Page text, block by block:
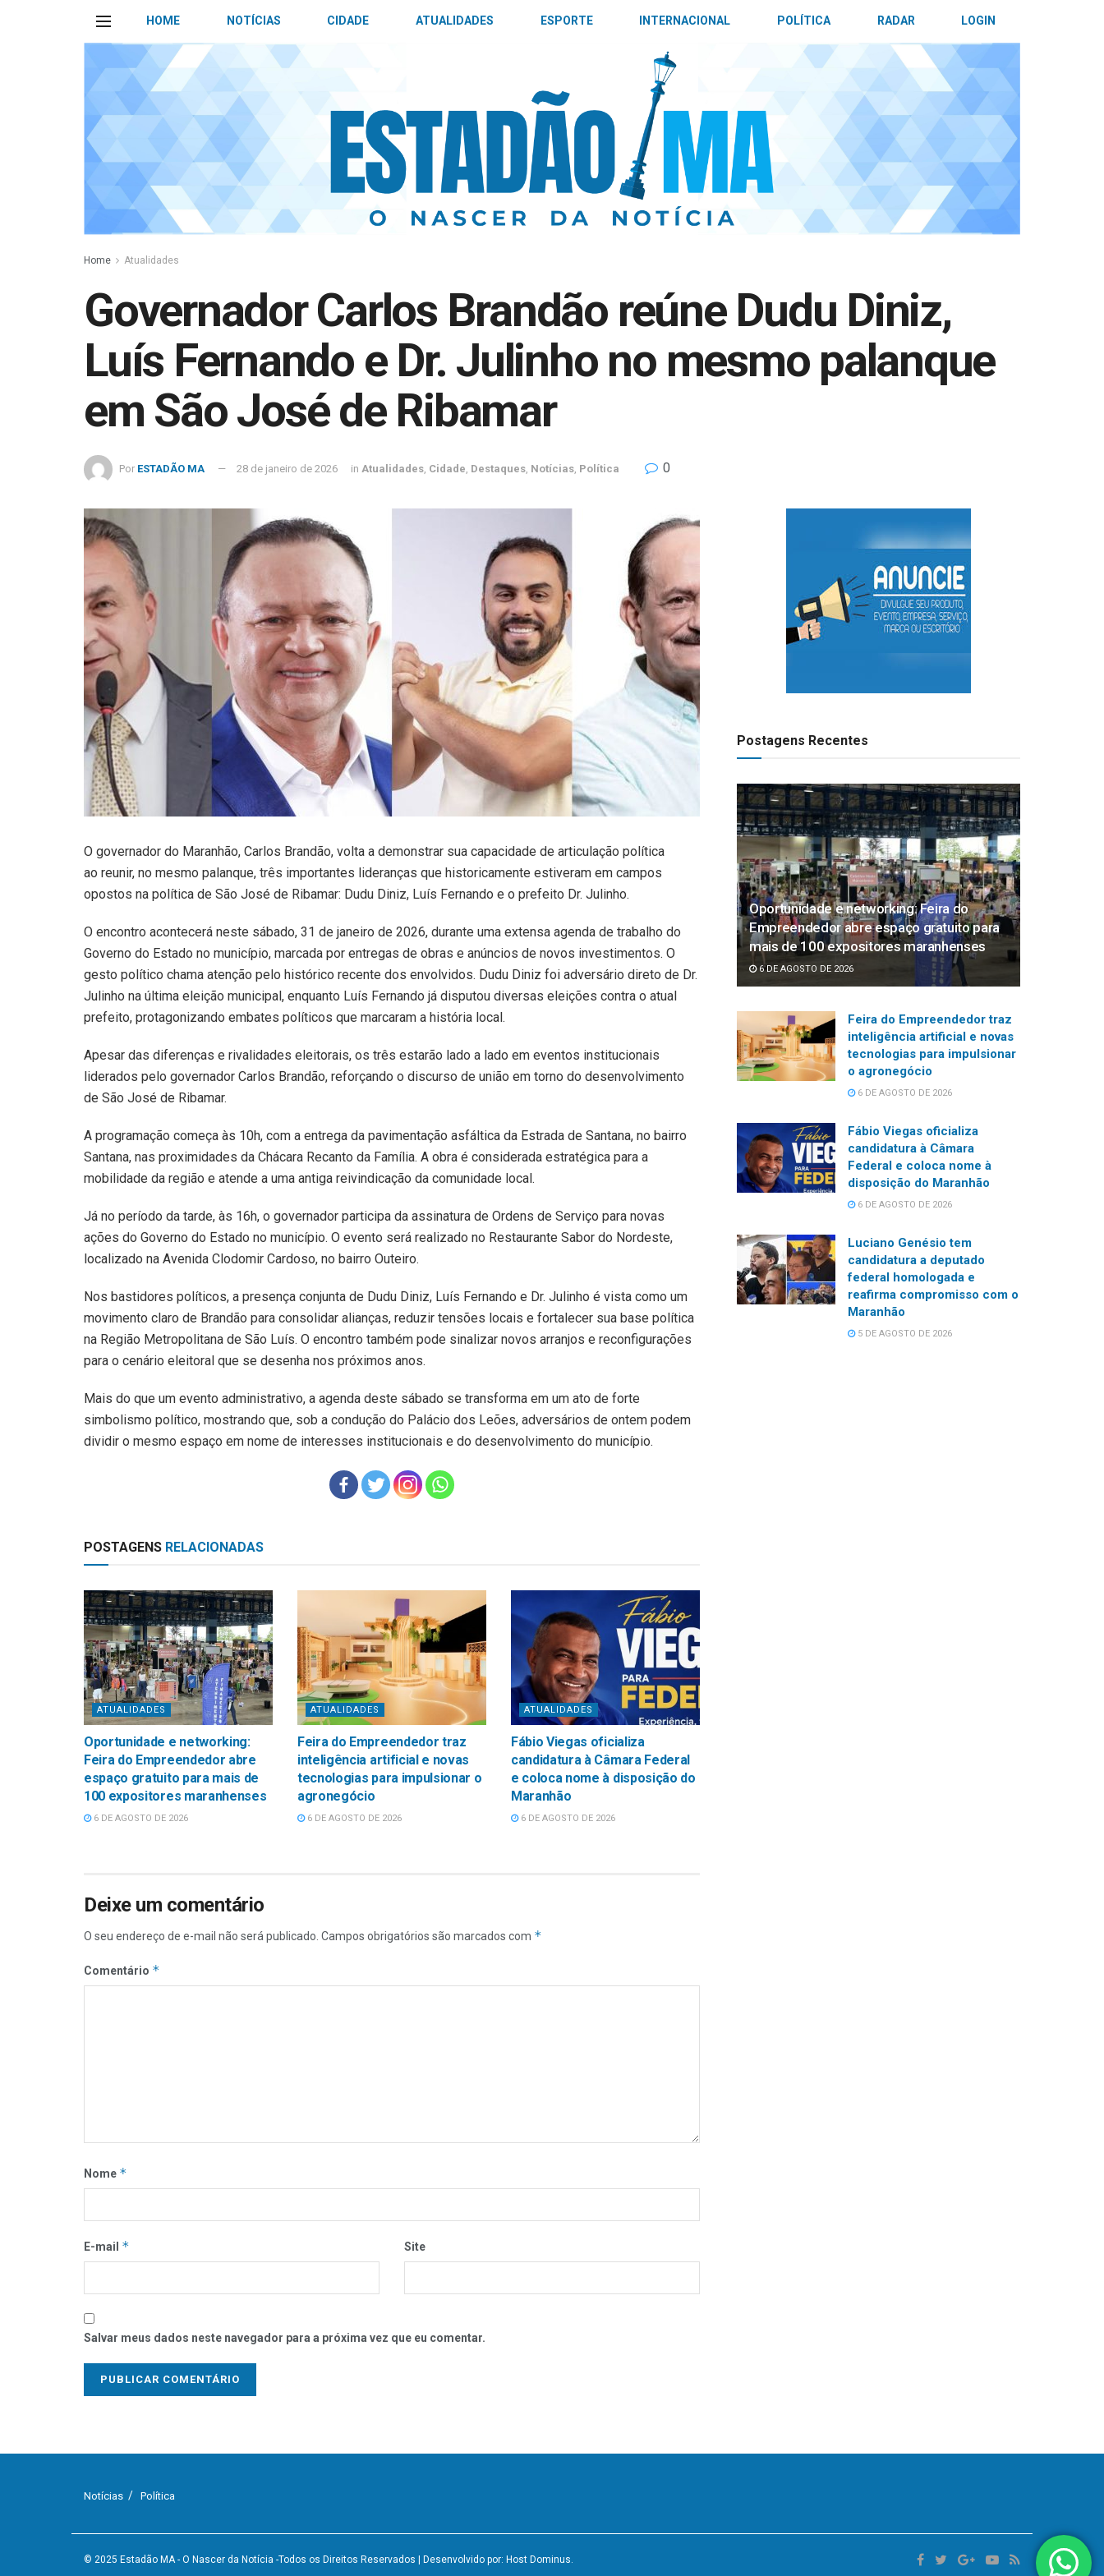
HOME NOTÍCIAS CIDADE ATUALIDADES ESPORTE INTERNACIONAL POLÍTICA RADAR LOGIN
Home Atualidades
Governador Carlos Brandão reúne Dudu Diniz,
Luís Fernando e Dr. Julinho no mesmo palanque
em São José de Ribamar
Por ESTADÃO MA 28 de janeiro de 2026 in Atualidades Cidade Destaques Notícias Política 0
O governador do Maranhão, Carlos Brandão, volta a demonstrar sua capacidade de articulação política
ao reunir, no mesmo palanque, três importantes lideranças que historicamente estiveram em campos
opostos na política de São José de Ribamar: Dudu Diniz, Luís Fernando e o prefeito Dr. Julinho.
O encontro acontecerá neste sábado, 31 de janeiro de 2026, durante uma extensa agenda de trabalho do
Governo do Estado no município, marcada por entregas de obras e anúncios de novos investimentos. O
gesto político chama atenção pelo histórico recente dos envolvidos. Dudu Diniz foi adversário direto de Dr.
Julinho na última eleição municipal, enquanto Luís Fernando já disputou diversas eleições contra o atual
prefeito, protagonizando embates políticos que marcaram a história local.
Apesar das diferenças e rivalidades eleitorais, os três estarão lado a lado em eventos institucionais
liderados pelo governador Carlos Brandão, reforçando o discurso de união em torno do desenvolvimento
de São José de Ribamar.
A programação começa às 10h, com a entrega da pavimentação asfáltica da Estrada de Santana, no bairro
Santana, nas proximidades da Chácara Recanto da Família. A obra é considerada estratégica para a
mobilidade da região e atende a uma antiga reivindicação da comunidade local.
Já no período da tarde, às 16h, o governador participa da assinatura de Ordens de Serviço para novas
ações do Governo do Estado no município. O evento será realizado no Restaurante Sabor do Nordeste,
localizado na Avenida Clodomir Cardoso, no bairro Outeiro.
Nos bastidores políticos, a presença conjunta de Dudu Diniz, Luís Fernando e Dr. Julinho é vista como um
movimento claro de Brandão para consolidar alianças, reduzir tensões locais e fortalecer sua base política
na Região Metropolitana de São Luís. O encontro também pode sinalizar novos arranjos e reconfigurações
para o cenário eleitoral que se desenha nos próximos anos.
Mais do que um evento administrativo, a agenda deste sábado se transforma em um ato de forte
simbolismo político, mostrando que, sob a condução do Palácio dos Leões, adversários de ontem podem
dividir o mesmo espaço em nome de interesses institucionais e do desenvolvimento do município.
POSTAGENS RELACIONADAS
ATUALIDADES
Oportunidade e networking:
Feira do Empreendedor abre
espaço gratuito para mais de
100 expositores maranhenses
6 DE AGOSTO DE 2026
ATUALIDADES
Feira do Empreendedor traz
inteligência artificial e novas
tecnologias para impulsionar o
agronegócio
6 DE AGOSTO DE 2026
ATUALIDADES
Fábio Viegas oficializa
candidatura à Câmara Federal
e coloca nome à disposição do
Maranhão
6 DE AGOSTO DE 2026
Deixe um comentário
O seu endereço de e-mail não será publicado. Campos obrigatórios são marcados com *
Comentário *
Nome *
E-mail * Site
Salvar meus dados neste navegador para a próxima vez que eu comentar.
Postagens Recentes
Oportunidade e networking: Feira do
Empreendedor abre espaço gratuito para
mais de 100 expositores maranhenses
6 DE AGOSTO DE 2026
Feira do Empreendedor traz
inteligência artificial e novas
tecnologias para impulsionar
o agronegócio
6 DE AGOSTO DE 2026
Fábio Viegas oficializa
candidatura à Câmara
Federal e coloca nome à
disposição do Maranhão
6 DE AGOSTO DE 2026
Luciano Genésio tem
candidatura a deputado
federal homologada e
reafirma compromisso com o
Maranhão
5 DE AGOSTO DE 2026
Notícias Política
© 2025 Estadão MA - O Nascer da Notícia -Todos os Direitos Reservados | Desenvolvido por: Host Dominus.